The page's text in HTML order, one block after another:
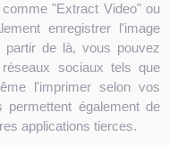
"Extract Video" ou
enregistrer l'image
partir de là, vous pouvez
sociaux tels que
l'imprimer selon vos
permettent également de
applications tierces.